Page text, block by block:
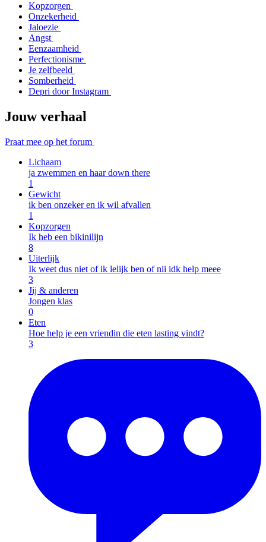
Kopzorgen
Onzekerheid
Jaloezie
Angst
Eenzaamheid
Perfectionisme
Je zelfbeeld
Somberheid
Depri door Instagram
Jouw verhaal
Praat mee op het forum
Lichaam
ja zwemmen en haar down there
1
Gewicht
ik ben onzeker en ik wil afvallen
1
Kopzorgen
Ik heb een bikinilijn
8
Uiterlijk
Ik weet dus niet of ik lelijk ben of nii idk help meee
3
Jij & anderen
Jongen klas
0
Eten
Hoe help je een vriendin die eten lasting vindt?
3